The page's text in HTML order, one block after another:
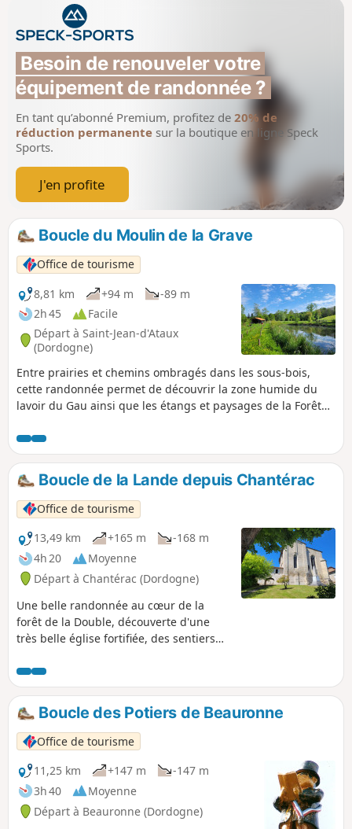
Besoin de renouveler votre
équipement de randonnée ?
En tant qu’abonné Premium, profitez de 20% de
réduction permanente sur la boutique en ligne Speck
Sports.
J'en profite
Boucle du Moulin de la Grave
Office de tourisme
8,81 km
+94 m
-89 m
2h 45
Facile
Départ à Saint-Jean-d'Ataux
(Dordogne)
Entre prairies et chemins ombragés dans les sous-bois,
cette randonnée permet de découvrir la zone humide du
lavoir du Gau ainsi que les étangs et paysages de la Forêt
Boucle de la Lande depuis Chantérac
Office de tourisme
13,49 km
+165 m
-168 m
4h 20
Moyenne
Départ à Chantérac (Dordogne)
Une belle randonnée au cœur de la
forêt de la Double, découverte d'une
très belle église fortifiée, des sentiers
pour s’oxygéner, se ressourcer et
savourer le calme de la nature.
Boucle des Potiers de Beauronne
Office de tourisme
11,25 km
+147 m
-147 m
3h 40
Moyenne
Départ à Beauronne (Dordogne)